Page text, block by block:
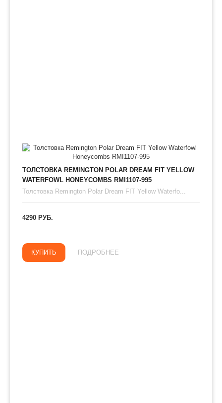
ТОЛСТОВКА REMINGTON POLAR DREAM FIT YELLOW
WATERFOWL HONEYCOMBS RMI1107-995
Толстовка Remington Polar Dream FIT Yellow Waterfo...
4290 РУБ.
КУПИТЬ ПОДРОБНЕЕ